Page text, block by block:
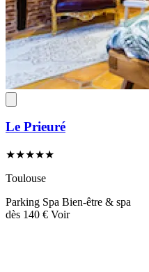
Le Prieuré
★★★★★
Toulouse
Parking Spa Bien-être & spa
dès 140 € Voir